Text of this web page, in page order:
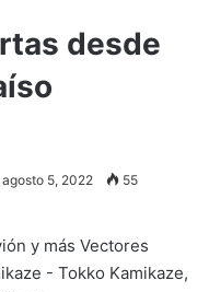
desde
agosto 5, 2022 55